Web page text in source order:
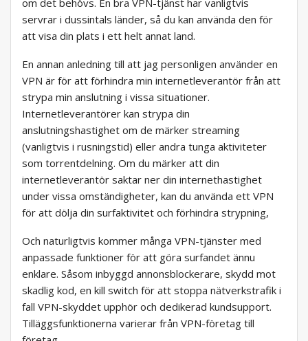
om det behövs. En bra VPN-tjänst har vanligtvis
servrar i dussintals länder, så du kan använda den för
att visa din plats i ett helt annat land.
En annan anledning till att jag personligen använder en
VPN är för att förhindra min internetleverantör från att
strypa min anslutning i vissa situationer.
Internetleverantörer kan strypa din
anslutningshastighet om de märker streaming
(vanligtvis i rusningstid) eller andra tunga aktiviteter
som torrentdelning. Om du märker att din
internetleverantör saktar ner din internethastighet
under vissa omständigheter, kan du använda ett VPN
för att dölja din surfaktivitet och förhindra strypning,
Och naturligtvis kommer många VPN-tjänster med
anpassade funktioner för att göra surfandet ännu
enklare. Såsom inbyggd annonsblockerare, skydd mot
skadlig kod, en kill switch för att stoppa nätverkstrafik i
fall VPN-skyddet upphör och dedikerad kundsupport.
Tilläggsfunktionerna varierar från VPN-företag till